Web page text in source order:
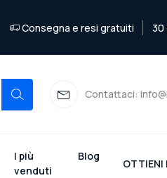
Consegna e resi gratuiti 30
Contattaci:
I più
venduti
Blog
OTTIENI